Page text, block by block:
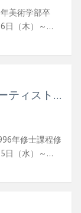
装飾という
するという
の準備が整う
かと言う事
意味から作品
表現も多紀
日常空間での
ば幸いであ
美術学部卒
（木）～
火）・4月22日
テムズ
ティスト
重なり合
」年修士課程修
（水）～
休館日火曜日